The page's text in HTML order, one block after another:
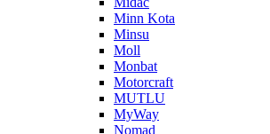
Minn Kota
Minsu
Moll
Monbat
Motorcraft
MUTLU
MyWay
Nomad